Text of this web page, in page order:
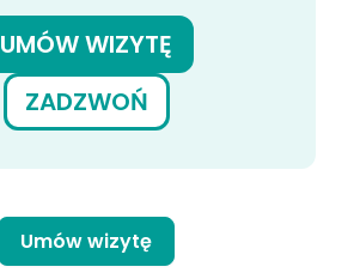
UMÓW WIZYTĘ
ZADZWOŃ
Umów wizytę